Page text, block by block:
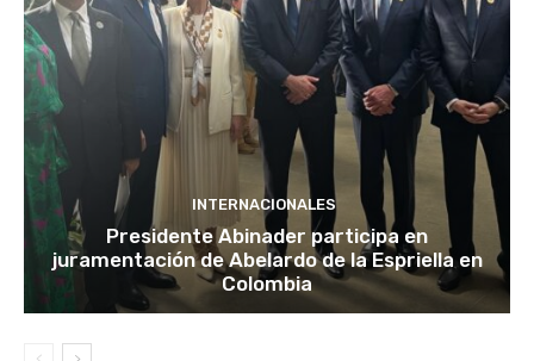
INTERNACIONALES
Presidente Abinader participa en
juramentación de Abelardo de la Espriella en
Colombia